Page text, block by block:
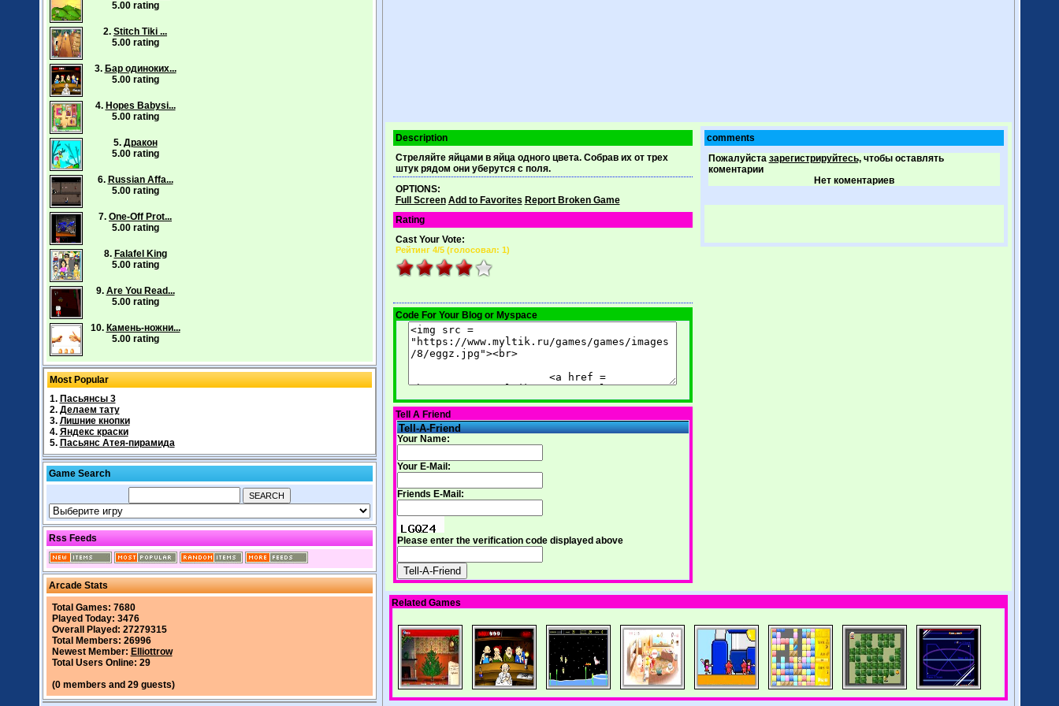
5.00 rating
2. Stitch Tiki ...
5.00 rating
3. Бар одиноких...
5.00 rating
4. Hopes Babysi...
5.00 rating
5. Дракон
5.00 rating
6. Russian Affa...
5.00 rating
7. One-Off Prot...
5.00 rating
8. Falafel King
5.00 rating
9. Are You Read...
5.00 rating
10. Камень-ножни...
5.00 rating
Most Popular
1. Пасьянсы 3
2. Делаем тату
3. Лишние кнопки
4. Яндекс краски
5. Пасьянс Атея-пирамида
Game Search
Rss Feeds
Arcade Stats
Total Games: 7680
Played Today: 3476
Overall Played: 27279315
Total Members: 26996
Newest Member: Elliottrow
Total Users Online: 29
(0 members and 29 guests)
Description
Стреляйте яйцами в яйца одного цвета. Собрав их от трех
штук рядом они уберутся с поля.
OPTIONS:
Full Screen Add to Favorites Report Broken Game
Rating
Cast Your Vote:
Рейтинг 4/5 (голосовал: 1)
Code For Your Blog or Myspace
Tell A Friend
Tell-A-Friend
Your Name:
Your E-Mail:
Friends E-Mail:
Please enter the verification code displayed above
comments
Пожалуйста зарегистрируйтесь,чтобы оставлять
коментарии
Нет коментариев
Related Games